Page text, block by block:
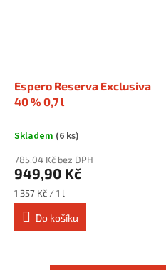
Espero Reserva Exclusiva
40 % 0,7 l
Skladem (6 ks)
785,04 Kč bez DPH
949,90 Kč
Měrná
cena:
1 357 Kč / 1 l
Do košíku